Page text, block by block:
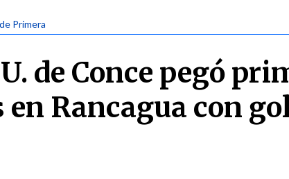
Primera
de Conce pegó
Rancagua con